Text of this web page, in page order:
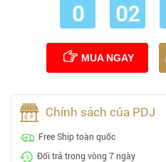
0 02
MUA NGAY
Chính sách của PDJ
Free Ship toàn quốc
Đổi trả trong vòng 7 ngày